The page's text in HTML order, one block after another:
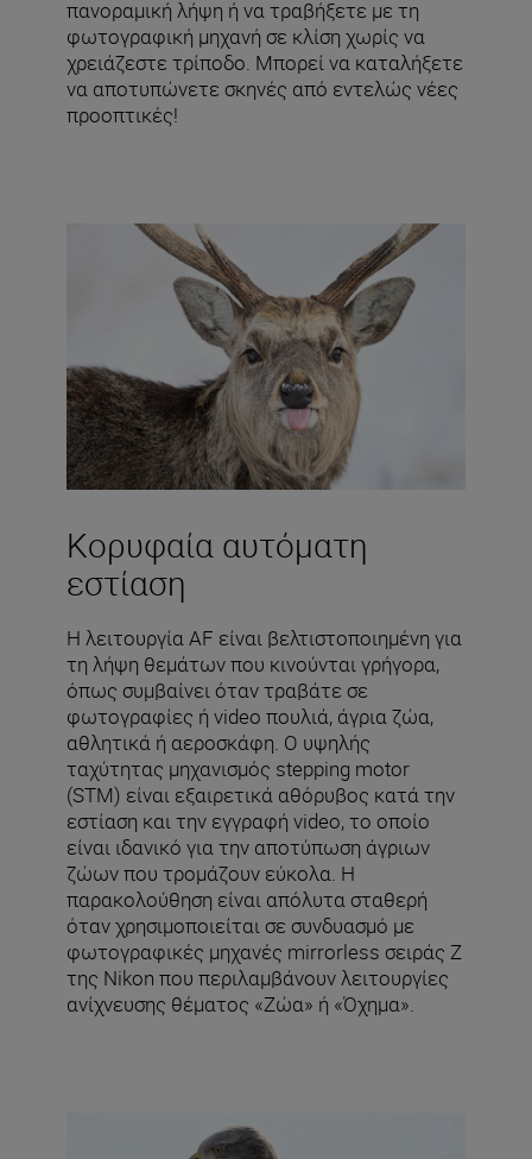
πανοραμική λήψη ή να τραβήξετε με τη
φωτογραφική μηχανή σε κλίση χωρίς να
χρειάζεστε τρίποδο. Μπορεί να καταλήξετε
να αποτυπώνετε σκηνές από εντελώς νέες
προοπτικές!
Κορυφαία αυτόματη
εστίαση
Η λειτουργία AF είναι βελτιστοποιημένη για
τη λήψη θεμάτων που κινούνται γρήγορα,
όπως συμβαίνει όταν τραβάτε σε
φωτογραφίες ή video πουλιά, άγρια ζώα,
αθλητικά ή αεροσκάφη. Ο υψηλής
ταχύτητας μηχανισμός stepping motor
(STM) είναι εξαιρετικά αθόρυβος κατά την
εστίαση και την εγγραφή video, το οποίο
είναι ιδανικό για την αποτύπωση άγριων
ζώων που τρομάζουν εύκολα. Η
παρακολούθηση είναι απόλυτα σταθερή
όταν χρησιμοποιείται σε συνδυασμό με
φωτογραφικές μηχανές mirrorless σειράς Z
της Nikon που περιλαμβάνουν λειτουργίες
ανίχνευσης θέματος «Ζώα» ή «Όχημα».